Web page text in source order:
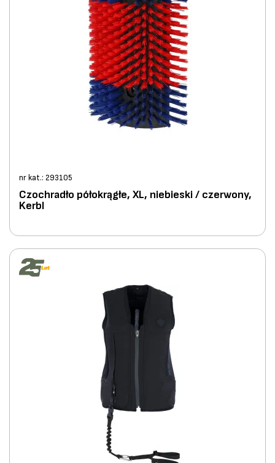
nr kat.: 293105
Czochradło półokrągłe, XL, niebieski / czerwony,
Kerbl